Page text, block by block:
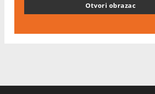
Otvori obrazac